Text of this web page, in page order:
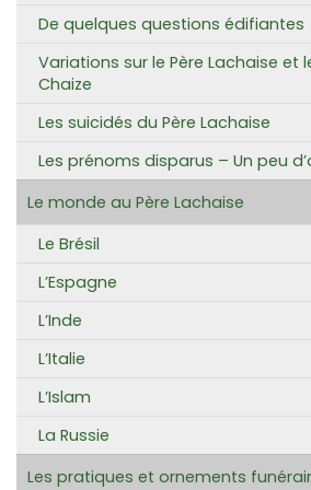
De quelques questions édifiantes
Variations sur le Père Lachaise et
Chaize
Les suicidés du Père Lachaise
Les prénoms disparus – Un peu
Le monde au Père Lachaise
Le Brésil
L’Espagne
L’Inde
L’Italie
L’Islam
La Russie
Les pratiques et ornements